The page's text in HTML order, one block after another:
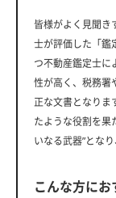
皆様がよく見聞き
士が評価した「鑑
つ不動産鑑定士に
性が高く、税務署
正な文書となりま
たような役割を果
いなる武器”とな
こんな方にお